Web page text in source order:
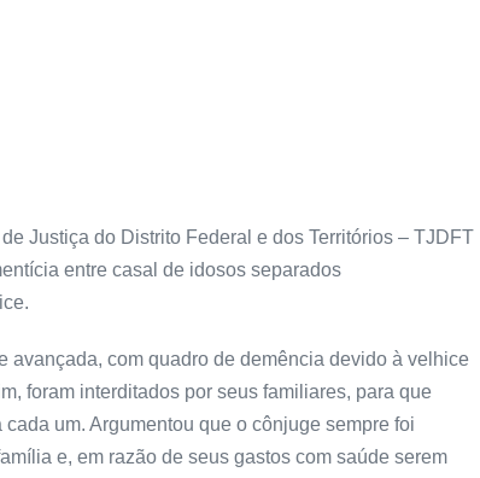
Justiça do Distrito Federal e dos Territórios – TJDFT
entre casal de idosos separados
avançada, com quadro de demência devido à velhice
foram interditados por seus familiares, para que
um. Argumentou que o cônjuge sempre foi
e, em razão de seus gastos com saúde serem